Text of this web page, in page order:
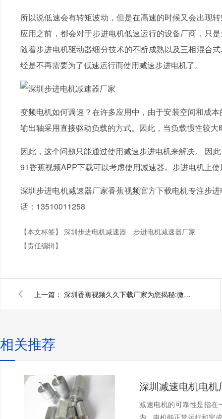
所以说低速会有转矩波动，但是在高速的时候又会出现
应用之前，都会对于步进电机低速运行的设备厂商，
随着步进电机驱动器细分技术的不断成熟以及三相混合式
经是不再需要为了低速运行而使用减速步进电机了。
变频电机如何调速？在许多应用中，由于安装空间和成
输出轴采用直接驱动负载的方式。因此，当负载惯性较大
因此，这个问题只能通过使用减速步进电机来解决。
91香蕉视频APP下载可以考虑使用减速器。步进电机上使用
深圳步进电机减速器厂家香蕉视频官方下载电机专注步进
话：13510011258
【本文标签】 深圳步进电机减速器
步进电机减速器厂家
【责任编辑】
上一篇： 深圳香蕉视频久久下载厂家为您揭秘:微型直流电机：香蕉视频久久下载
相关推荐
减速电机的可靠性是指在
内，电机能正常运行和